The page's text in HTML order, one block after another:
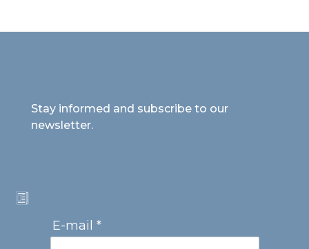
Stay informed and subscribe to our
newsletter.
E-mail *